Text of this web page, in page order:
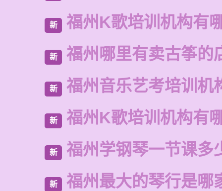
新 福州K歌培训机构有
新 福州哪里有卖古筝的
新 福州音乐艺考培训机
新 福州K歌培训机构有
新 福州学钢琴一节课多
新 福州最大的琴行是哪